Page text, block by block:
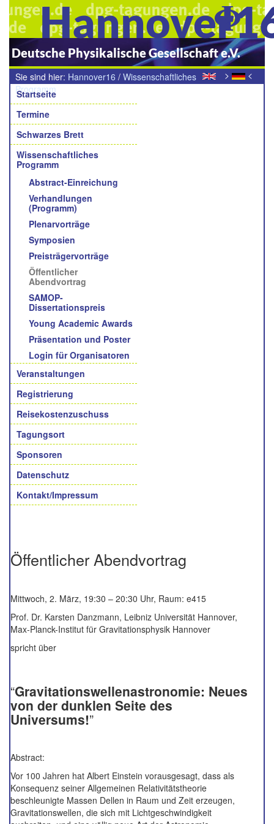
Deutsche Physikalische Gesellschaft e.V.
> <
Sie sind hier: Hannover16 / Wissenschaftliches
Programm
Navigation
Startseite
Termine
Schwarzes Brett
Wissenschaftliches
Programm
Abstract-Einreichung
Verhandlungen
(Programm)
Plenarvorträge
Symposien
Preisträgervorträge
Öffentlicher
Abendvortrag
SAMOP-
Dissertationspreis
Young Academic Awards
Präsentation und Poster
Login für Organisatoren
Veranstaltungen
Registrierung
Reisekostenzuschuss
Tagungsort
Sponsoren
Datenschutz
Kontakt/Impressum
Öffentlicher Abendvortrag
Mittwoch, 2. März, 19:30 – 20:30 Uhr, Raum: e415
Prof. Dr. Karsten Danzmann, Leibniz Universität Hannover,
Max-Planck-Institut für Gravitationsphysik Hannover
spricht über
“Gravitationswellenastronomie: Neues
von der dunklen Seite des
Universums!”
Abstract:
Vor 100 Jahren hat Albert Einstein vorausgesagt, dass als
Konsequenz seiner Allgemeinen Relativitätstheorie
beschleunigte Massen Dellen in Raum und Zeit erzeugen,
Gravitationswellen, die sich mit Lichtgeschwindigkeit